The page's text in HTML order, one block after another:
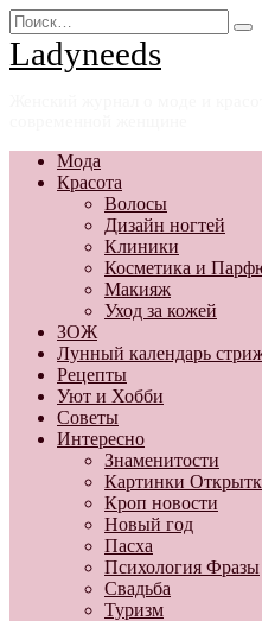
Перейти
к
содержанию
Search
for:
Ladyneeds
Мода
Красота
Волосы
Дизайн ногтей
Клиники
Косметика и
Макияж
Уход за кожей
ЗОЖ
Лунный календарь
Рецепты
Уют и Хобби
Советы
Интересно
Знаменитости
Картинки
Кроп новости
Новый год
Пасха
Психология Фразы
Свадьба
Туризм